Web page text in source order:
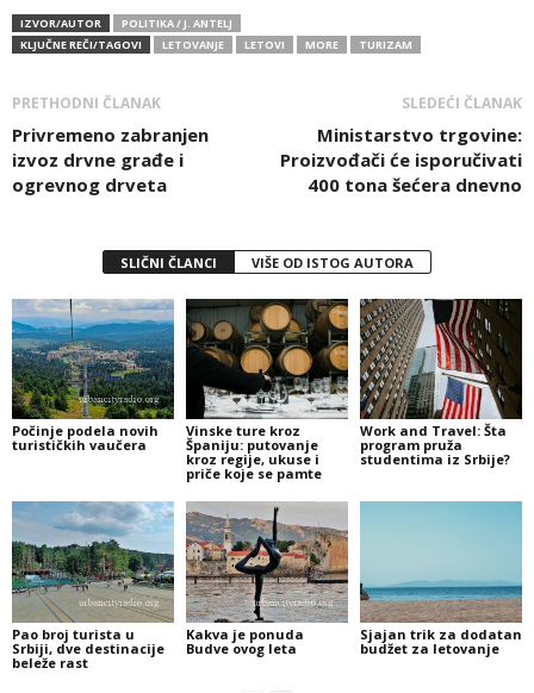
IZVOR/AUTOR
POLITIKA / J. ANTELJ
KLJUČNE REČI/TAGOVI
LETOVANJE LETOVI MORE TURIZAM
PRETHODNI ČLANAK
Privremeno zabranjen
izvoz drvne građe i
ogrevnog drveta
SLEDEĆI ČLANAK
Ministarstvo trgovine:
Proizvođači će isporučivati
400 tona šećera dnevno
SLIČNI ČLANCI VIŠE OD ISTOG AUTORA
Počinje podela novih
turističkih vaučera
Vinske ture kroz
Španiju: putovanje
kroz regije, ukuse i
priče koje se pamte
Work and Travel: Šta
program pruža
studentima iz Srbije?
Pao broj turista u
Srbiji, dve destinacije
beleže rast
Kakva je ponuda
Budve ovog leta
Sjajan trik za dodatan
budžet za letovanje